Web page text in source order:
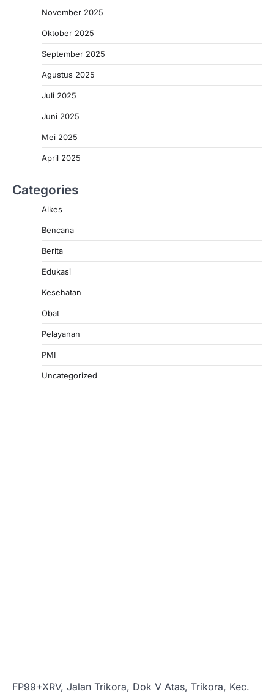
November 2025
Oktober 2025
September 2025
Agustus 2025
Juli 2025
Juni 2025
Mei 2025
April 2025
Categories
Alkes
Bencana
Berita
Edukasi
Kesehatan
Obat
Pelayanan
PMI
Uncategorized
FP99+XRV, Jalan Trikora, Dok V Atas, Trikora, Kec.